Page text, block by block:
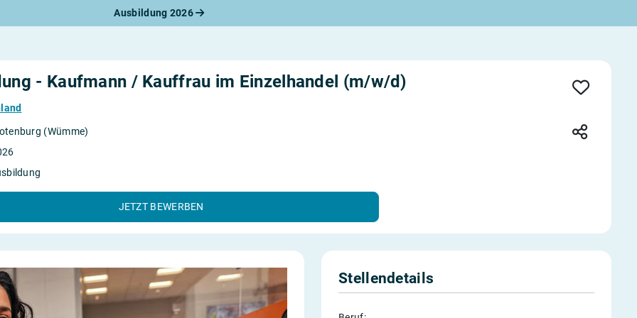
Ausbildung 2026
Bewerbung
Check
- Kaufmann / Kauffrau im Einzelhandel (m/w/d)
(Wümme)
JETZT BEWERBEN
Stellendetails